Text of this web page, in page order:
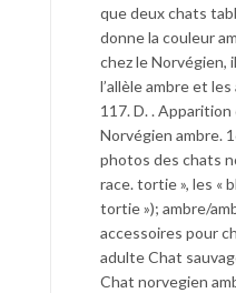
que deux chats
donne la couleur
chez le
l’allèle ambre et
117. D. .
Norvégien ambre.
photos des chats
race. tortie », les «
tortie »); ambre/
accessoires pour
adulte Chat
Chat norvegien